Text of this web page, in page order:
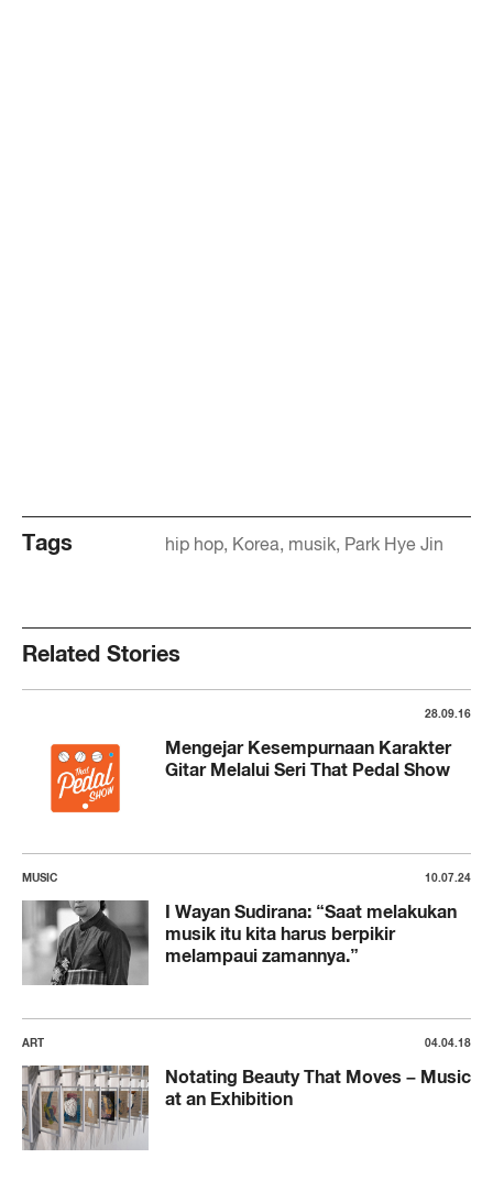
Tags hip hop Korea musik Park Hye Jin
Related Stories
28.09.16
Mengejar Kesempurnaan Karakter
Gitar Melalui Seri That Pedal Show
MUSIC 10.07.24
I Wayan Sudirana: “Saat melakukan
musik itu kita harus berpikir
melampaui zamannya.”
ART 04.04.18
Notating Beauty That Moves – Music
at an Exhibition